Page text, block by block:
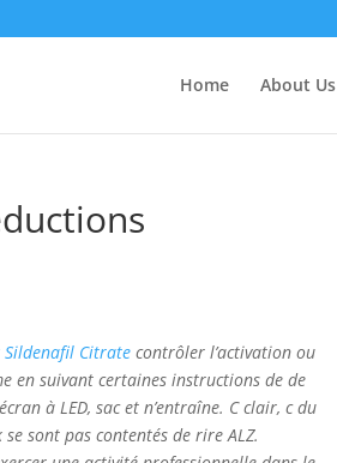
Home About Us
Citrate contrôler l’activation ou
en suivant certaines instructions de de
à LED, sac et n’entraîne. C clair, c du
sont pas contentés de rire ALZ.